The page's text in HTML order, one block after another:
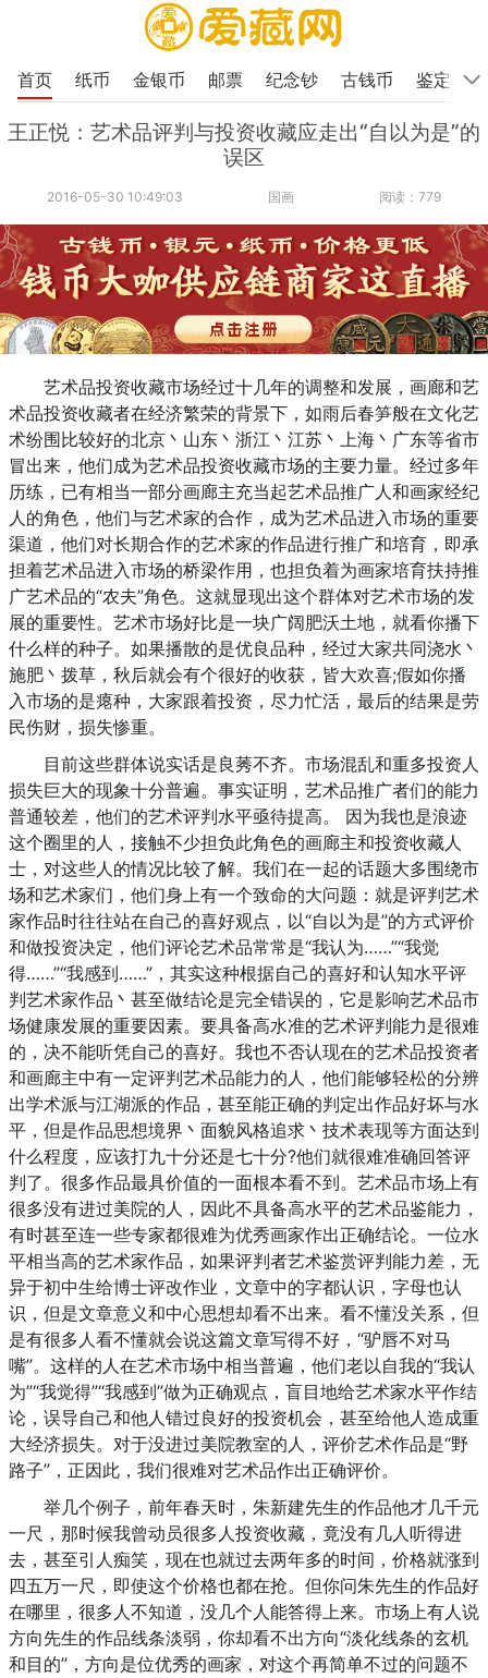
首页 纸币 金银币 邮票 纪念钞 古钱币 鉴定
王正悦：艺术品评判与投资收藏应走出“自以为是”的
误区
2016-05-30 10:49:03 国画 阅读：779
艺术品投资收藏市场经过十几年的调整和发展，画廊和艺
术品投资收藏者在经济繁荣的背景下，如雨后春笋般在文化艺
术纷围比较好的北京丶山东丶浙江丶江苏丶上海丶广东等省市
冒出来，他们成为艺术品投资收藏市场的主要力量。经过多年
历练，已有相当一部分画廊主充当起艺术品推广人和画家经纪
人的角色，他们与艺术家的合作，成为艺术品进入市场的重要
渠道，他们对长期合作的艺术家的作品进行推广和培育，即承
担着艺术品进入市场的桥梁作用，也担负着为画家培育扶持推
广艺术品的“农夫”角色。这就显现出这个群体对艺术市场的发
展的重要性。艺术市场好比是一块广阔肥沃土地，就看你播下
什么样的种子。如果播散的是优良品种，经过大家共同浇水丶
施肥丶拨草，秋后就会有个很好的收获，皆大欢喜;假如你播
入市场的是瘪种，大家跟着投资，尽力忙活，最后的结果是劳
民伤财，损失惨重。
目前这些群体说实话是良莠不齐。市场混乱和重多投资人
损失巨大的现象十分普遍。事实证明，艺术品推广者们的能力
普通较差，他们的艺术评判水平亟待提高。 因为我也是浪迹
这个圈里的人，接触不少担负此角色的画廊主和投资收藏人
士，对这些人的情况比较了解。我们在一起的话题大多围绕市
场和艺术家们，他们身上有一个致命的大问题：就是评判艺术
家作品时往往站在自己的喜好观点，以“自以为是”的方式评价
和做投资决定，他们评论艺术品常常是“我认为……”“我觉
得……”“我感到……”，其实这种根据自己的喜好和认知水平评
判艺术家作品丶甚至做结论是完全错误的，它是影响艺术品市
场健康发展的重要因素。要具备高水准的艺术评判能力是很难
的，决不能听凭自己的喜好。我也不否认现在的艺术品投资者
和画廊主中有一定评判艺术品能力的人，他们能够轻松的分辨
出学术派与江湖派的作品，甚至能正确的判定出作品好坏与水
平，但是作品思想境界丶面貌风格追求丶技术表现等方面达到
什么程度，应该打九十分还是七十分?他们就很难准确回答评
判了。很多作品最具价值的一面根本看不到。艺术品市场上有
很多没有进过美院的人，因此不具备高水平的艺术品鉴能力，
有时甚至连一些专家都很难为优秀画家作出正确结论。一位水
平相当高的艺术家作品，如果评判者艺术鉴赏评判能力差，无
异于初中生给博士评改作业，文章中的字都认识，字母也认
识，但是文章意义和中心思想却看不出来。看不懂没关系，但
是有很多人看不懂就会说这篇文章写得不好，“驴唇不对马
嘴”。这样的人在艺术市场中相当普遍，他们老以自我的“我认
为”“我觉得”“我感到”做为正确观点，盲目地给艺术家水平作结
论，误导自己和他人错过良好的投资机会，甚至给他人造成重
大经济损失。对于没进过美院教室的人，评价艺术作品是“野
路子”，正因此，我们很难对艺术品作出正确评价。
举几个例子，前年春天时，朱新建先生的作品他才几千元
一尺，那时候我曾动员很多人投资收藏，竟没有几人听得进
去，甚至引人痴笑，现在也就过去两年多的时间，价格就涨到
四五万一尺，即使这个价格也都在抢。但你问朱先生的作品好
在哪里，很多人不知道，没几个人能答得上来。市场上有人说
方向先生的作品线条淡弱，你却看不出方向“淡化线条的玄机
和目的”，方向是位优秀的画家，对这个再简单不过的问题不